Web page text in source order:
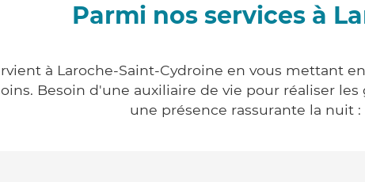
Parmi nos services à
à Laroche-Saint-Cydroine en vous mettant
Besoin d'une auxiliaire de vie pour réaliser
une présence rassurante la nuit :